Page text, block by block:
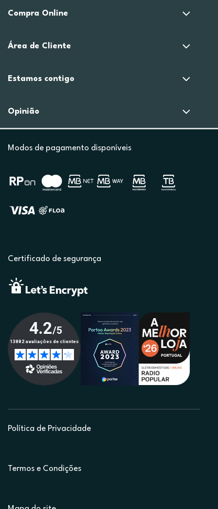
Compra Online
Área de Cliente
Estamos contigo
Opinião
Modos de pagamento disponíveis
Certificado de segurança
Política de Privacidade
Termos e Condições